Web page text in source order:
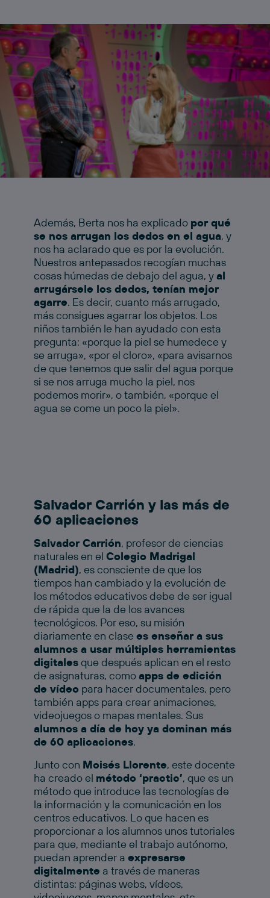
Además, Berta nos ha explicado por qué
se nos arrugan los dedos en el agua, y
nos ha aclarado que es por la evolución.
Nuestros antepasados recogían muchas
cosas húmedas de debajo del agua, yal
arrugársele los dedos, tenían mejor
agarre. Es decir, cuanto más arrugado,
más consigues agarrar los objetos. Los
niños también le han ayudado con esta
pregunta: «porque la piel se humedece y
se arruga», «por el cloro», «para avisarnos
de que tenemos que salir del agua porque
si se nos arruga mucho la piel, nos
podemos morir», o también, «porque el
agua se come un poco la piel».
Salvador Carrión y las más de
60 aplicaciones
Salvador Carrión, profesor de ciencias
naturales en el Colegio Madrigal
(Madrid), es consciente de que los
tiempos han cambiado y la evolución de
los métodos educativos debe de ser igual
de rápida que la de los avances
tecnológicos. Por eso, su misión
diariamente en clase es enseñar a sus
alumnos a usar múltiples herramientas
digitalesque después aplican en el resto
de asignaturas, comoapps de edición
de vídeo para hacer documentales, pero
también apps para crear animaciones,
videojuegos o mapas mentales. Sus
alumnos a día de hoy ya dominan más
de 60 aplicaciones.
Junto con Moisés Llorente, este docente
ha creado el método ‘practic’, que es un
método que introduce las tecnologías de
la información y la comunicación en los
centros educativos. Lo que hacen es
proporcionar a los alumnos unos tutoriales
para que, mediante el trabajo autónomo,
puedan aprender a expresarse
digitalmente a través de maneras
distintas: páginas webs, vídeos,